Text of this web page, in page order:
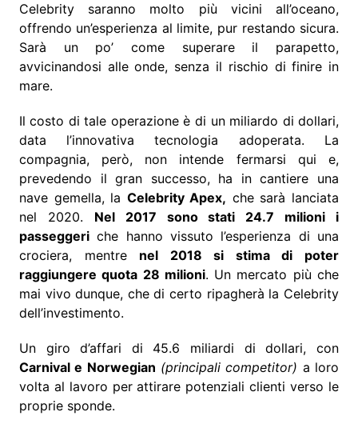
Celebrity saranno molto più vicini all’oceano,
offrendo un’esperienza al limite, pur restando sicura.
Sarà un po’ come superare il parapetto,
avvicinandosi alle onde, senza il rischio di finire in
mare.
Il costo di tale operazione è di un miliardo di dollari,
data l’innovativa tecnologia adoperata. La
compagnia, però, non intende fermarsi qui e,
prevedendo il gran successo, ha in cantiere una
nave gemella, la Celebrity Apex, che sarà lanciata
nel 2020. Nel 2017 sono stati 24.7 milioni i
passeggeriche hanno vissuto l’esperienza di una
crociera, mentre nel 2018 si stima di poter
raggiungere quota 28 milioni. Un mercato più che
mai vivo dunque, che di certo ripagherà la Celebrity
dell’investimento.
Un giro d’affari di 45.6 miliardi di dollari, con
Carnival e Norwegian (principali competitor) a loro
volta al lavoro per attirare potenziali clienti verso le
proprie sponde.